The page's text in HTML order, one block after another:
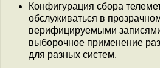
Конфигурация сбора
обслуживаться в
верифицируемыми
выборочное применение
для разных систем.